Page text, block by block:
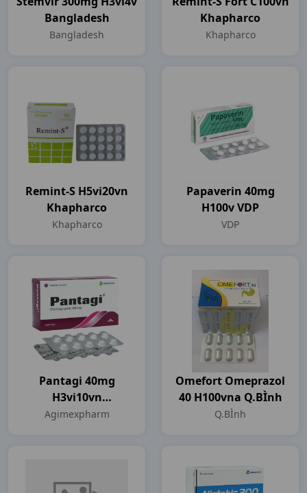
Bangladesh
Bangladesh
Khapharco
Khapharco
Remint-S H5vi20vn
Khapharco
Khapharco
Papaverin 40mg
H100v VDP
VDP
Pantagi 40mg
H3vi10vn
Agimexpharm
Agimexpharm
Omefort Omeprazol
40 H100vna Q.BÌnh
Q.BÌnh